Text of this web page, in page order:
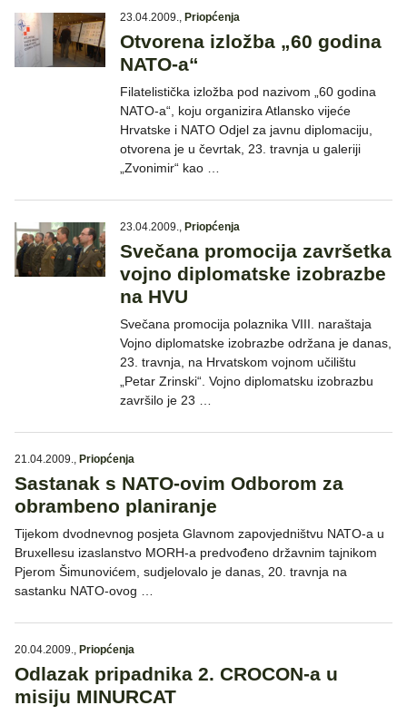
23.04.2009., Priopćenja
Otvorena izložba „60 godina
NATO-a“
Filatelistička izložba pod nazivom „60 godina
NATO-a“, koju organizira Atlansko vijeće
Hrvatske i NATO Odjel za javnu diplomaciju,
otvorena je u čevrtak, 23. travnja u galeriji
„Zvonimir“ kao …
23.04.2009., Priopćenja
Svečana promocija završetka
vojno diplomatske izobrazbe
na HVU
Svečana promocija polaznika VIII. naraštaja
Vojno diplomatske izobrazbe održana je danas,
23. travnja, na Hrvatskom vojnom učilištu
„Petar Zrinski“. Vojno diplomatsku izobrazbu
završilo je 23 …
21.04.2009., Priopćenja
Sastanak s NATO-ovim Odborom za
obrambeno planiranje
Tijekom dvodnevnog posjeta Glavnom zapovjedništvu NATO-a u
Bruxellesu izaslanstvo MORH-a predvođeno državnim tajnikom
Pjerom Šimunovićem, sudjelovalo je danas, 20. travnja na
sastanku NATO-ovog …
20.04.2009., Priopćenja
Odlazak pripadnika 2. CROCON-a u
misiju MINURCAT